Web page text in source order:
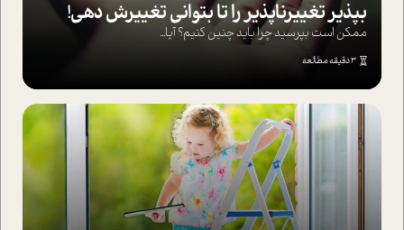
بپذير تغييرناپذير را تا بتواني تغييرش دهي!‏
ممکن است بپرسيد چرا بايد چنين کنيم؟ آيا...
3 دقیقه مطالعه